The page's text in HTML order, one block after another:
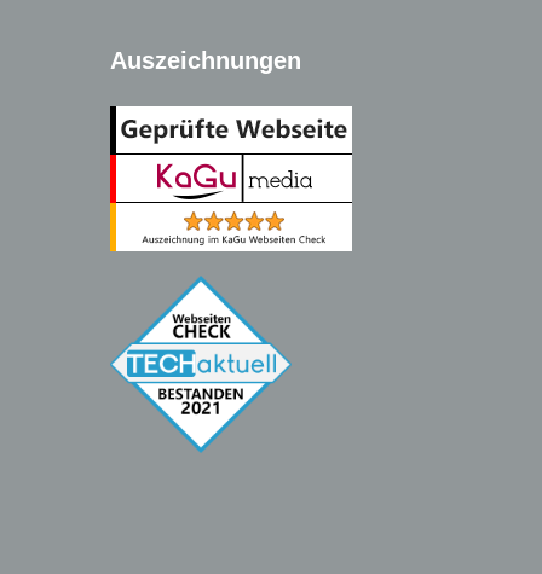
Auszeichnungen